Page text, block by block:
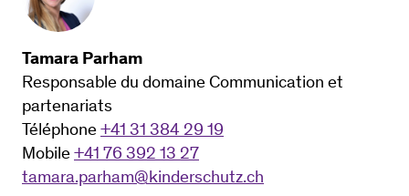
Tamara Parham
Responsable du domaine Communication et
partenariats
Téléphone+41 31 384 29 19
Mobile+41 76 392 13 27
tamara.parham@kinderschutz.ch